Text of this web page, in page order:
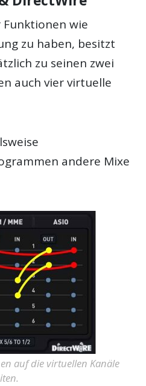
Funktionen wie
zu haben, besitzt
zu seinen zwei
auch vier virtuelle
andere Mixe
auf die virtuellen Kanäle